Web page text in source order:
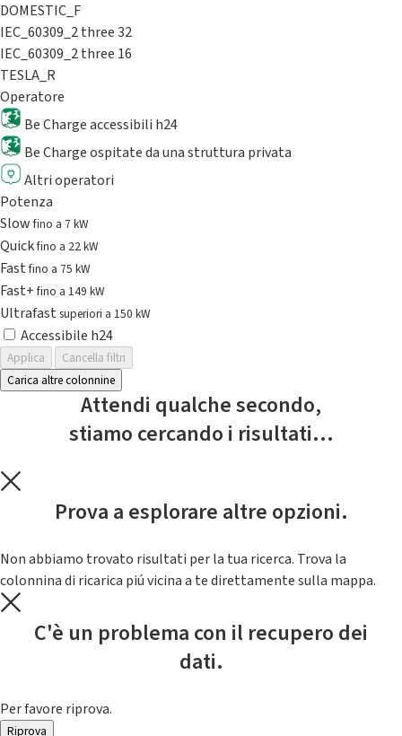
DOMESTIC_F
IEC_60309_2 three 32
IEC_60309_2 three 16
TESLA_R
Operatore
Be Charge accessibili h24
Be Charge ospitate da una struttura privata
Altri operatori
Potenza
Slowfino a 7 kW
Quickfino a 22 kW
Fastfino a 75 kW
Fast+fino a 149 kW
Ultrafast superiori a 150 kW
Accessibile h24
Applica
Cancella filtri
Carica altre colonnine
Attendi qualche secondo,
stiamo cercando i risultati...
Prova a esplorare altre opzioni.
Non abbiamo trovato risultati per la tua ricerca. Trova la
colonnina di ricarica piú vicina a te direttamente sulla mappa.
C'è un problema con il recupero dei
dati.
Per favore riprova.
Riprova